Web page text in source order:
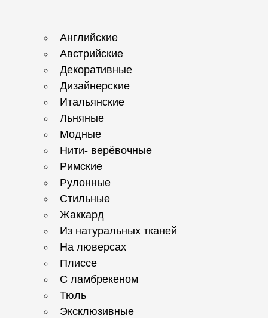
Английские
Австрийские
Декоративные
Дизайнерские
Итальянские
Льняные
Модные
Нити- верёвочные
Римские
Рулонные
Стильные
Жаккард
Из натуральных тканей
На люверсах
Плиссе
С ламбрекеном
Тюль
Эксклюзивные